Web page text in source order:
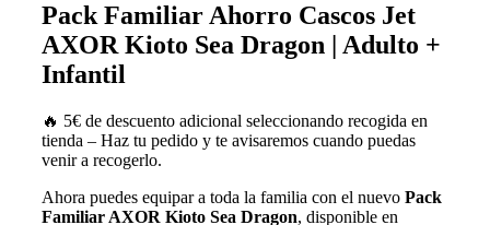
Pack Familiar Ahorro Cascos Jet
AXOR Kioto Sea Dragon | Adulto +
Infantil
🔥 5€ de descuento adicional seleccionando recogida en
tienda – Haz tu pedido y te avisaremos cuando puedas
venir a recogerlo.
Ahora puedes equipar a toda la familia con el nuevo Pack
Familiar AXOR Kioto Sea Dragon, disponible en